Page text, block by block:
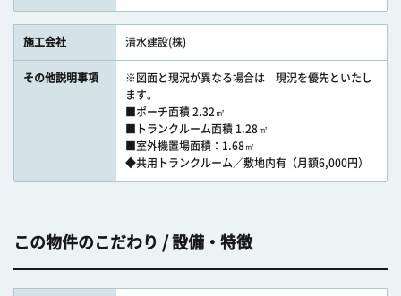
施工会社 清水建設(株)
その他説明事項
※図面と現況が異なる場合は 現況を優先といたし
ます。
■ポーチ面積 2.32㎡
■トランクルーム面積 1.28㎡
■室外機置場面積：1.68㎡
◆共用トランクルーム／敷地内有（月額6,000円）
この物件のこだわり / 設備・特徴